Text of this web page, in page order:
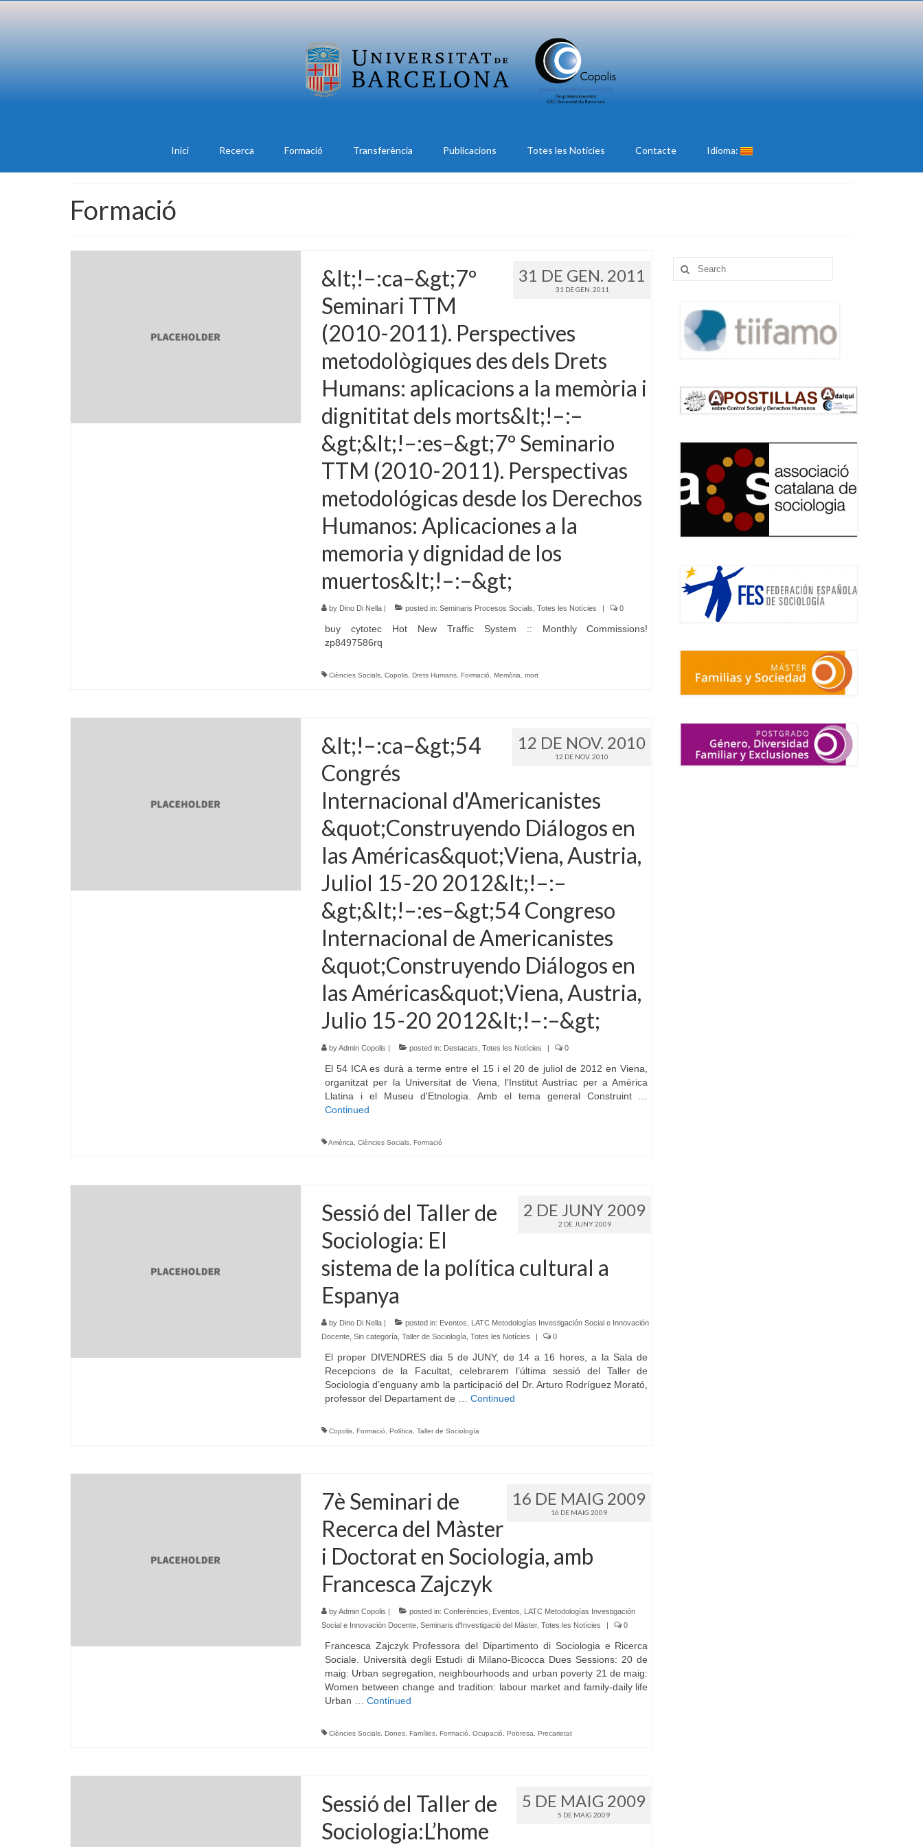
Inici Recerca Formació Transferència Publicacions Totes les Notícies Contacte Idioma:
Formació
31 DE GEN. 2011
31 DE GEN. 2011
&lt;!–:ca–&gt;7º
Seminari TTM
(2010-2011). Perspectives
metodològiques des dels Drets
Humans: aplicacions a la memòria i
dignititat dels morts&lt;!–:–
&gt;&lt;!–:es–&gt;7º Seminario
TTM (2010-2011). Perspectivas
metodológicas desde los Derechos
Humanos: Aplicaciones a la
memoria y dignidad de los
muertos&lt;!–:–&gt;
by Dino Di Nella| posted in: Seminaris Procesos Socials Totes les Notícies | 0
buy cytotec Hot New Traffic System :: Monthly Commissions!
zp8497586rq
Ciències Socials, Copolis, Drets Humans, Formació Memòria mort
12 DE NOV. 2010
12 DE NOV. 2010
&lt;!–:ca–&gt;54
Congrés
Internacional d'Americanistes
&quot;Construyendo Diálogos en
las Américas&quot;Viena, Austria,
Juliol 15-20 2012&lt;!–:–
&gt;&lt;!–:es–&gt;54 Congreso
Internacional de Americanistes
&quot;Construyendo Diálogos en
las Américas&quot;Viena, Austria,
Julio 15-20 2012&lt;!–:–&gt;
byAdmin Copolis | posted in: Destacats Totes les Notícies | 0
El 54 ICA es durà a terme entre el 15 i el 20 de juliol de 2012 en Viena,
organitzat per la Universitat de Viena, l'Institut Austríac per a Amèrica
Llatina i el Museu d'Etnologia. Amb el tema general Construint …
Continued
Amèrica Ciències Socials, Formació
2 DE JUNY 2009
2 DE JUNY 2009
Sessió del Taller de
Sociologia: El
sistema de la política cultural a
Espanya
by Dino Di Nella| posted in: Eventos
LATC Metodologías Investigación Social e Innovación
Docente, Sin categoría, Taller de Sociología, Totes les Notícies | 0
El proper DIVENDRES dia 5 de JUNY, de 14 a 16 hores, a la Sala de
Recepcions de la Facultat, celebrarem l’última sessió del Taller de
Sociologia d’enguany amb la participació del Dr. Arturo Rodríguez Morató,
professor del Departament de … Continued
Copolis, Formació Política Taller de Sociología
16 DE MAIG 2009
16 DE MAIG 2009
7è Seminari de
Recerca del Màster
i Doctorat en Sociologia, amb
Francesca Zajczyk
byAdmin Copolis | posted in: Conferències Eventos
LATC Metodologías Investigación
Social e Innovación Docente, Seminaris d'Investigació del Màster, Totes les Notícies | 0
Francesca Zajczyk Professora del Dipartimento di Sociologia e Ricerca
Sociale. Università degli Estudi di Milano-Bicocca Dues Sessions: 20 de
maig: Urban segregation, neighbourhoods and urban poverty 21 de maig:
Women between change and tradition: labour market and family-daily life
Urban … Continued
Ciències Socials, Dones, Famílies, Formació Ocupació Pobresa Precarietat
5 DE MAIG 2009
5 DE MAIG 2009
Sessió del Taller de
Sociologia:L’home
Search
for: